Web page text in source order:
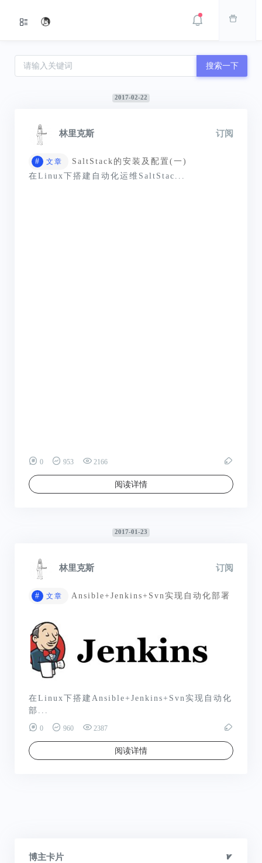
搜索一下
2017-02-22
林里克斯 订阅
# 文章
SaltStack的安装及配置(一)
在Linux下搭建自动化运维SaltStac...
0 953 2166
阅读详情
2017-01-23
林里克斯 订阅
# 文章 Ansible+Jenkins+Svn实现自动化部署
在Linux下搭建Ansible+Jenkins+Svn实现自动化
部...
0 960 2387
阅读详情
博主卡片